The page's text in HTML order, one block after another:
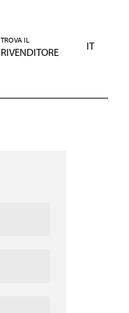
TROVA IL
RIVENDITORE IT